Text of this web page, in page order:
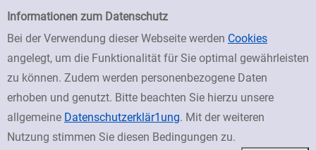
Einfache Suche
Informationen zum Datenschutz
Bei der Verwendung dieser Webseite werden Cookies
angelegt, um die Funktionalität für Sie optimal gewährleisten
zu können. Zudem werden personenbezogene Daten
erhoben und genutzt. Bitte beachten Sie hierzu unsere
allgemeine Datenschutzerklär1ung. Mit der weiteren
Nutzung stimmen Sie diesen Bedingungen zu.
zur Navigation springen
zum Inhalt springen
Zur Detailanzeige springen